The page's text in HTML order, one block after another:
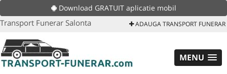
Download GRATUIT aplicatie mobil
Transport Funerar Salonta ADAUGA TRANSPORT FUNERAR
MENU